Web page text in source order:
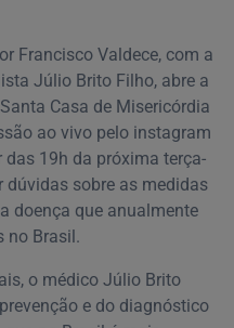
Francisco Valdece, com a
Júlio Brito Filho, abre a
Casa de Misericórdia
ao vivo pelo instagram
19h da próxima terça-
sobre as medidas
doença que anualmente
no Brasil.
o médico Júlio Brito
e do diagnóstico